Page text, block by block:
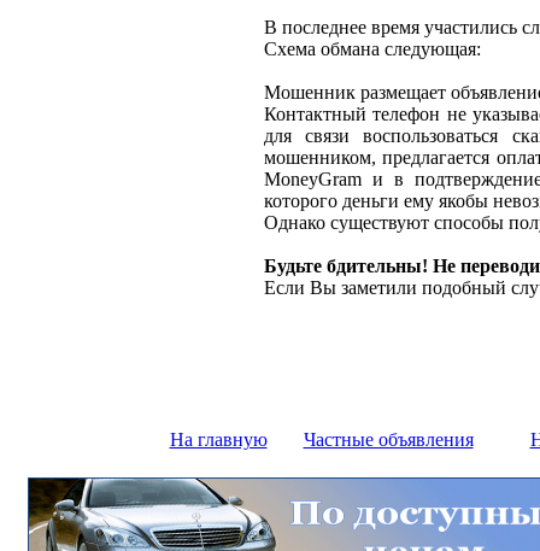
В последнее время участились
Схема обмана следующая:
Мошенник размещает
Контактный телефон не
для связи воспользоваться
мошенником, предлагается
MoneyGram и в
которого деньги ему якобы
Однако существуют способы
Будьте бдительны! Не
Если Вы заметили подобный
На главную Частные объявления